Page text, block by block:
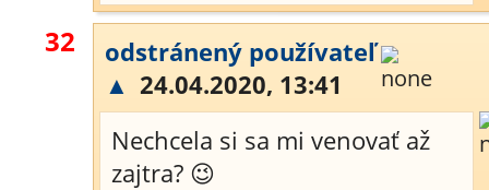
32
odstránený používateľ
▲ 24.04.2020, 13:41
Nechcela si sa mi venovať až
zajtra? 😉